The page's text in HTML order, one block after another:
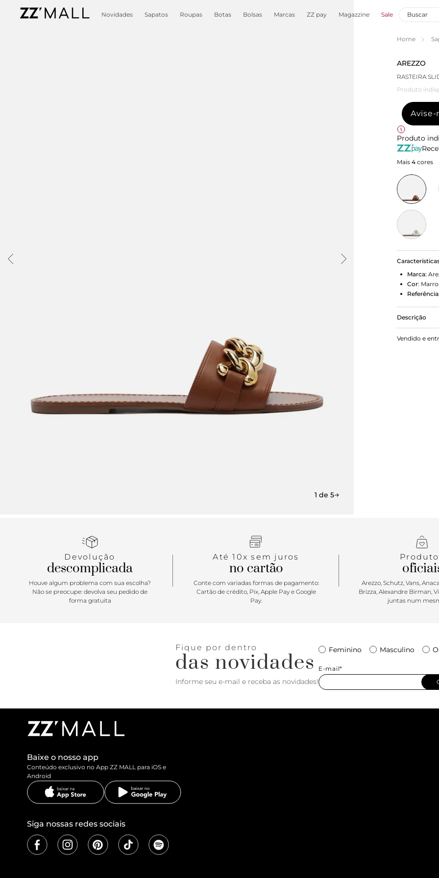
Novidades Sapatos Roupas Botas Bolsas Marcas ZZ pay Magazzine Sale
1 de 5
Home
AREZZO
RASTEIRA
Produto
Avise-
Produto
Mais 4 cores
Marca:
Cor:
Referência:
Descrição
Sandália
Vendido e
Devolução
descomplicada
Houve algum problema com sua escolha?
Não se preocupe: devolva seu pedido de
forma gratuita
Até 10x sem juros
no cartão
Conte com variadas formas de pagamento:
Cartão de crédito, Pix, Apple Pay e Google
Pay.
Arezzo, Schutz, Vans,
Brizza, Alexandre Birman,
juntas num
Fique por dentro
das novidades
Informe seu e-mail e receba as novidades!
Feminino Masculino
E-mail*
Baixe o nosso app
Conteúdo exclusivo no App ZZ MALL para iOS e
Android
Siga nossas redes sociais